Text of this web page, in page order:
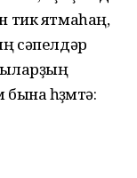
тик ятмаһаң,
сәпелдәр
һөҙөмтә: